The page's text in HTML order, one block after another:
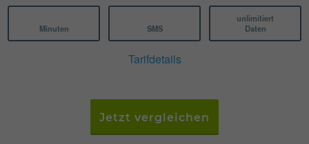
Minuten SMS
unlimitiert
Daten
Tarifdetails
Jetzt vergleichen